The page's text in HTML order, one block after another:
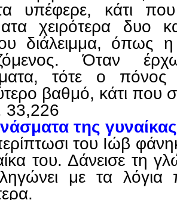
υπέφερε, κάτι
χειρότερα δυο
διάλειμμα, όπως
Όταν
τότε ο
βαθμό, κάτι που
της
του Ιώβ
του. Δάνεισε τη
με τα λόγια